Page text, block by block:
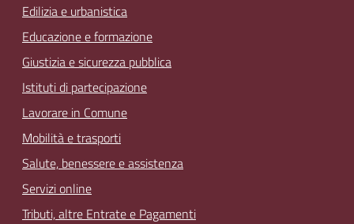
Edilizia e urbanistica
Educazione e formazione
Giustizia e sicurezza pubblica
Istituti di partecipazione
Lavorare in Comune
Mobilità e trasporti
Salute, benessere e assistenza
Servizi online
Tributi, altre Entrate e Pagamenti